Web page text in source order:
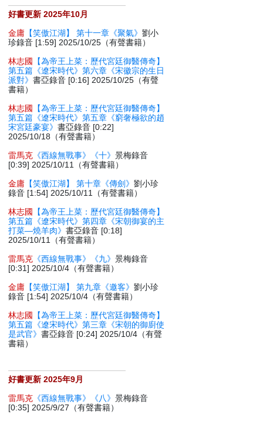
好書更新 2025年10月
金庸 【笑傲江湖】 第十一章《聚氣》劉小
珍錄音 [1:59] 2025/10/25（有聲書籍）
林志國
【為帝王上菜：歷代宮廷御醫傳奇】
第五篇《遼宋時代》第六章《宋徽宗的生日
派對》書亞錄音 [0:16] 2025/10/25（有聲
書籍）
林志國
【為帝王上菜：歷代宮廷御醫傳奇】
第五篇《遼宋時代》第五章《窮奢極欲的趙
宋宮廷豪宴》書亞錄音 [0:22]
2025/10/18（有聲書籍）
雷馬克 《西線無戰事》《十》景梅錄音
[0:39] 2025/10/11（有聲書籍）
金庸 【笑傲江湖】 第十章《傳劍》劉小珍
錄音 [1:54] 2025/10/11（有聲書籍）
林志國
【為帝王上菜：歷代宮廷御醫傳奇】
第五篇《遼宋時代》第四章《宋朝御宴的主
打菜—燒羊肉》書亞錄音 [0:18]
2025/10/11（有聲書籍）
雷馬克 《西線無戰事》《九》景梅錄音
[0:31] 2025/10/4（有聲書籍）
金庸 【笑傲江湖】 第九章《邀客》劉小珍
錄音 [1:54] 2025/10/4（有聲書籍）
林志國
【為帝王上菜：歷代宮廷御醫傳奇】
第五篇《遼宋時代》第三章《宋朝的御廚使
是武官》書亞錄音 [0:24] 2025/10/4（有聲
書籍）
好書更新 2025年9月
雷馬克 《西線無戰事》《八》景梅錄音
[0:35] 2025/9/27（有聲書籍）